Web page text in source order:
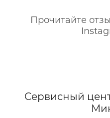
Прочитайте
Сервисный